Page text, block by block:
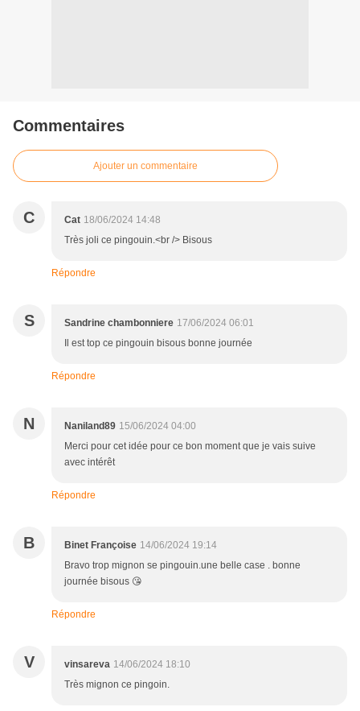
Commentaires
Ajouter un commentaire
C Cat 18/06/2024 14:48
Très joli ce pingouin.<br /> Bisous
Répondre
S Sandrine chambonniere 17/06/2024 06:01
Il est top ce pingouin bisous bonne journée
Répondre
N Naniland89 15/06/2024 04:00
Merci pour cet idée pour ce bon moment que je vais suive
avec intérêt
Répondre
B Binet Françoise 14/06/2024 19:14
Bravo trop mignon se pingouin.une belle case . bonne
journée bisous 😘
Répondre
V vinsareva 14/06/2024 18:10
Très mignon ce pingoin.